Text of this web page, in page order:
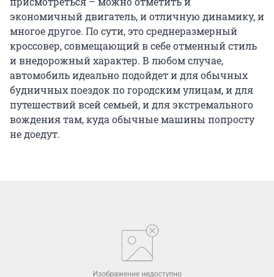
экономичный двигатель, и отличную динамику, и
многое другое. По сути, это среднеразмерный
кроссовер, совмещающий в себе отменный стиль
и внедорожный характер. В любом случае,
автомобиль идеально подойдет и для обычных
будничных поездок по городским улицам, и для
путешествий всей семьей, и для экстремального
вождения там, куда обычные машины попросту
не доедут.